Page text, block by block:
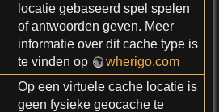
locatie gebaseerd spel spelen
of antwoorden geven. Meer
informatie over dit cache type is
te vinden op
wherigo.com
Op een virtuele cache locatie is
geen fysieke geocache te